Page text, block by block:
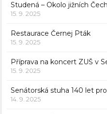
Studená – Okolo jižních Čech
15. 9. 2025
Restaurace Černej Pták
15. 9. 2025
Příprava na koncert ZUŠ v
15. 9. 2025
Senátorská stuha 140 let
14. 9. 2025